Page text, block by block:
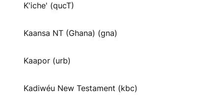
K'iche' (qucT)
Kaansa NT (Ghana) (gna)
Kaapor (urb)
Kadiwéu New Testament (kbc)